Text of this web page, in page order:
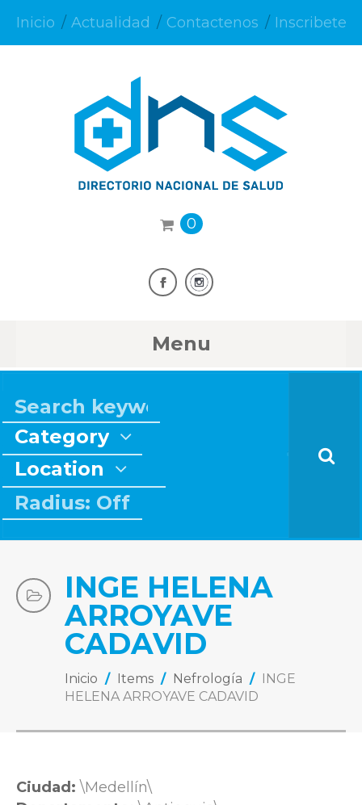
Inicio Actualidad Contactenos Inscribete
0
Menu
Category
Location
Radius: Off
INGE HELENA
ARROYAVE
CADAVID
Inicio / Items / Nefrología / INGE
HELENA ARROYAVE CADAVID
Ciudad: \Medellín\